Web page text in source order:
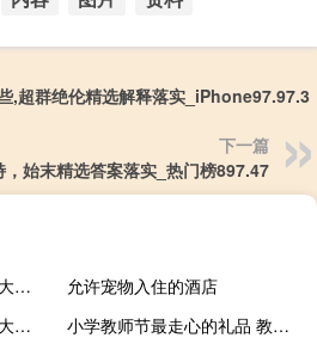
,超群绝伦精选解释落实_iPhone97.97.3
下一篇
始末精选答案落实_热门榜897.47
二战时德国为何会占领意大利 2016年德国vs意大利
允许宠物入住的酒店
管家婆一码一肖资料免费大全_智能AI深度解析_AI助手版g12.64.1176
小学教师节最走心的礼品 教师节礼物小学生送什么合适